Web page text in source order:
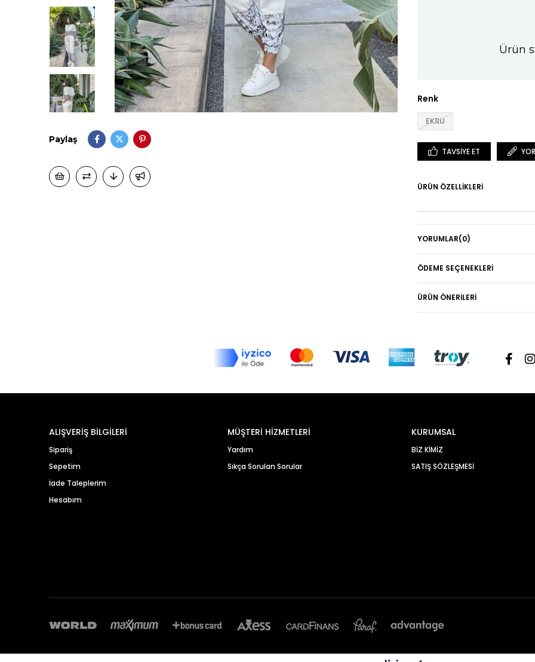
Paylaş
Ürün
Renk
EKRU
TAVSIYE ET
ÜRÜN ÖZELLIKLERI
YORUMLAR(0)
ÖDEME SEÇENEKLERI
ÜRÜN ÖNERILERI
ALIŞVERİŞ BİLGİLERİ
Sipariş
Sepetim
İade Taleplerim
Hesabım
MÜŞTERİ HİZMETLERİ
Yardım
Sıkça Sorulan Sorular
KURUMSAL
BİZ KİMİZ
SATIŞ SÖZLEŞMESİ